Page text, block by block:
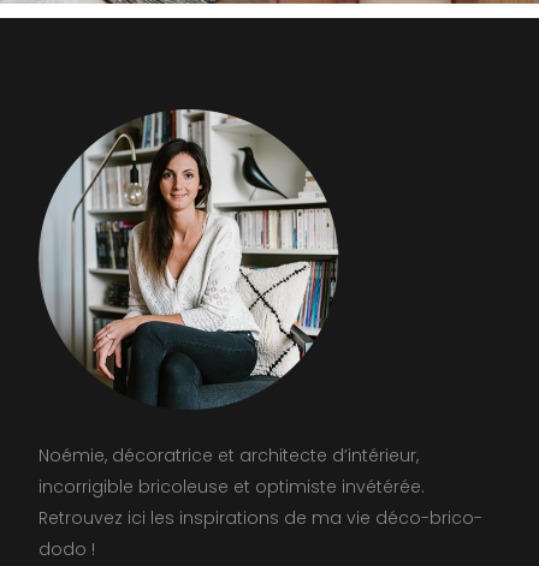
Noémie, décoratrice et architecte d’intérieur,
incorrigible bricoleuse et optimiste invétérée.
Retrouvez ici les inspirations de ma vie déco-brico-
dodo !